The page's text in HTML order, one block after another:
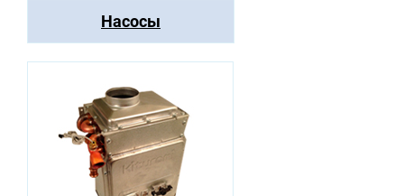
Насосы